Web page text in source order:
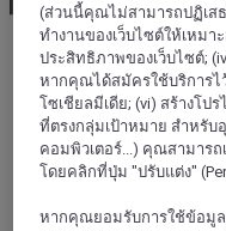
World
Europe
United Kingdom
Birmingham
(ส่วนนี้คุณไม่สามารถปฏิเส
ทำงานของเว็บไซต์ให้เหม
ประสิทธิภาพของเว็บไซต์;
หากคุณได้สมัครใช้บริการไ
โซเชียลมีเดีย; (vi) สร้างโ
ที่ตรงกลุ่มเป้าหมาย สำหรั
คอมพิวเตอร์...) คุณสามารถ
โดยคลิกที่ปุ่ม "ปรับแต่ง"
หากคุณยอมรับการใช้ข้อมู